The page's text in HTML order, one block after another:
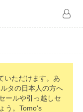
いただけます。あ
タの日本人の方へ
ールや引っ越しセ
う。Tomo's